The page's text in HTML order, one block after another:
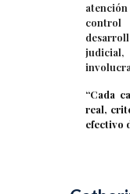
“Cada
real,
efectivo